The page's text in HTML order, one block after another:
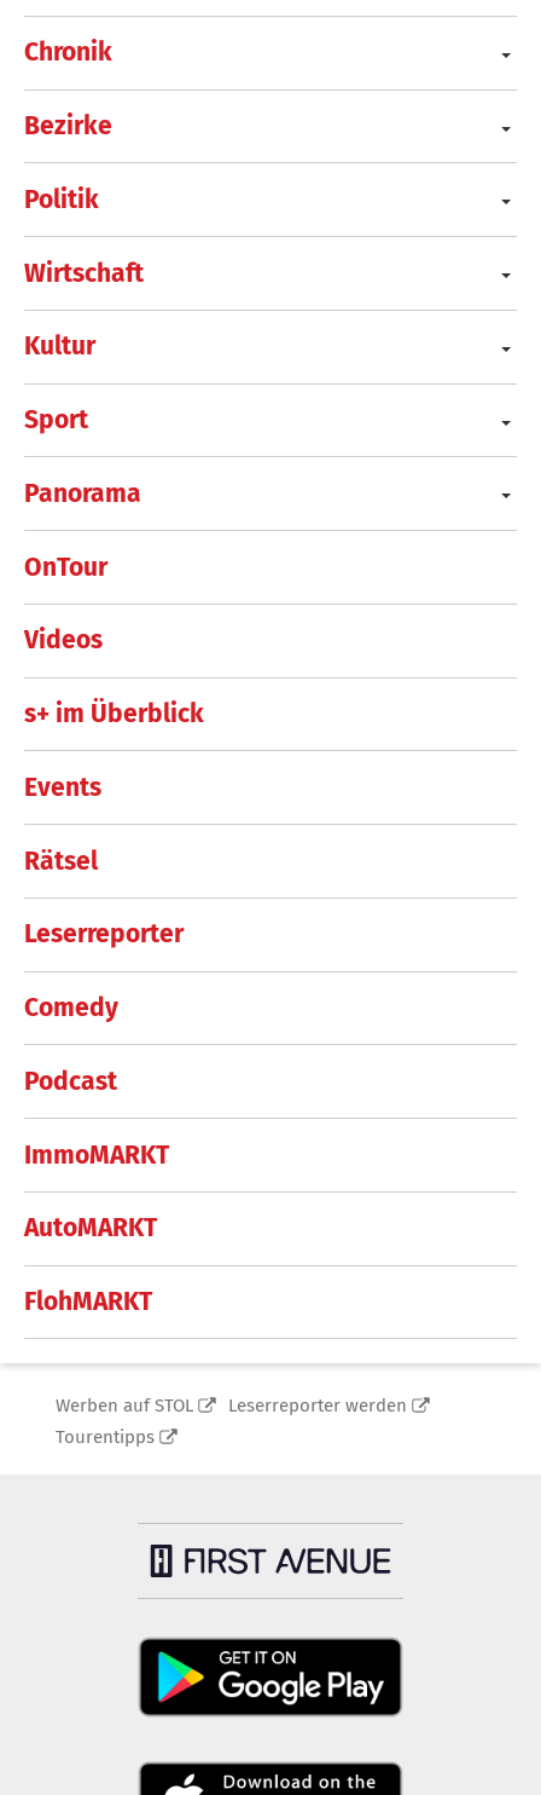
Chronik
Bezirke
Politik
Wirtschaft
Kultur
Sport
Panorama
OnTour
Videos
s+ im Überblick
Events
Rätsel
Leserreporter
Comedy
Podcast
ImmoMARKT
AutoMARKT
FlohMARKT
Werben auf STOL
Leserreporter werden
Tourentipps